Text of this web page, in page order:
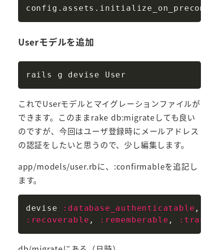
config . assets .
Userモデルを追加
これでUserモデルとマイグレーションファイルが
できます。このままrake db:migrateしても良い
のですが、今回はユーザ登録時にメールアドレス
の認証をしたいと思うので、少し編集します。
app/models/user.rbに、:confirmableを追記し
ます。
devise :database_authenticatable ,
:recoverable , :rememberable ,
Copy